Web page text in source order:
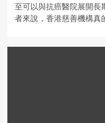
至可以與抗癌醫院展開長
者來說，香港慈善機構真